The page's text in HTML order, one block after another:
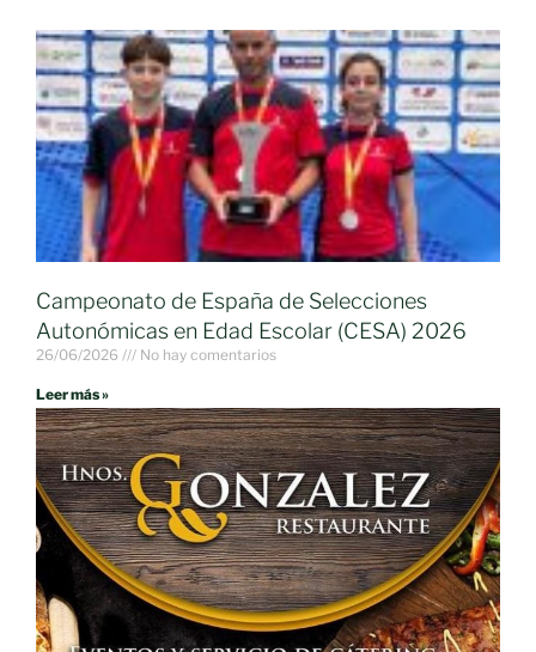
Campeonato de España de Selecciones
Autonómicas en Edad Escolar (CESA) 2026
26/06/2026 No hay comentarios
Leer más »